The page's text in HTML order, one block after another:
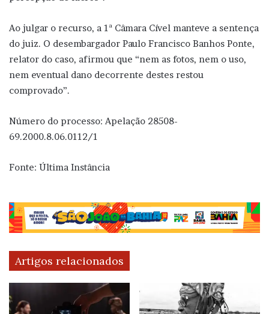
Ao julgar o recurso, a 1ª Câmara Cível manteve a sentença
do juiz. O desembargador Paulo Francisco Banhos Ponte,
relator do caso, afirmou que “nem as fotos, nem o uso,
nem eventual dano decorrente destes restou
comprovado”.
Número do processo: Apelação 28508-
69.2000.8.06.0112/1
Fonte: Última Instância
Artigos relacionados